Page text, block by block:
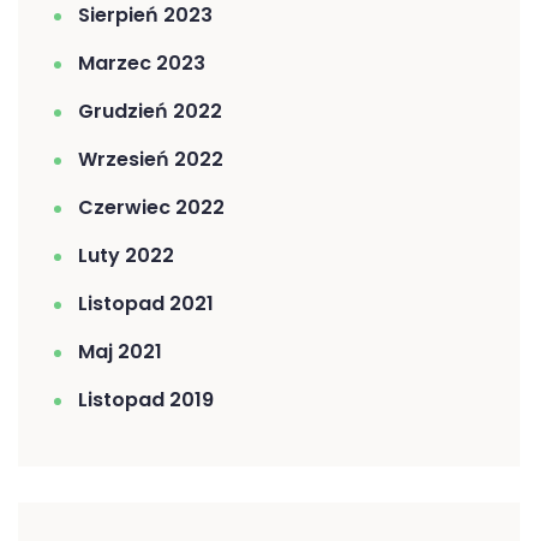
Sierpień 2023
Marzec 2023
Grudzień 2022
Wrzesień 2022
Czerwiec 2022
Luty 2022
Listopad 2021
Maj 2021
Listopad 2019